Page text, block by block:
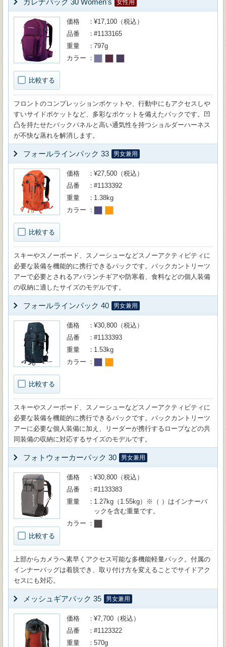
ガレナパック 30 Women's 女性用
比較する
価格
¥17,100（税込）
品番
#1133165
重量
797g
カラー
フロントのコンプレッションポケットや、行動中にもアクセスしや
すいサイドポケットなど、多彩なポケットを備えたパックです。凹
凸を持たせたバックパネルと高い通気性を持つショルダーハーネス
が不快な蒸れを解消します。
フォールラインパック 33 男女兼用
比較する
価格
¥27,500（税込）
品番
#1133392
重量
1.38kg
カラー
スキーやスノーボード、スノーシューなどスノーアクティビティに
必要な装備を機能的に携行できるパックです。バックカントリーツ
アーで必要とされるアバランチギアや防寒着、食料などの個人装備
の収納に適したサイズのモデルです。
フォールラインパック 40 男女兼用
比較する
価格
¥30,800（税込）
品番
#1133393
重量
1.53kg
カラー
スキーやスノーボード、スノーシューなどスノーアクティビティに
必要な装備を機能的に携行できるパックです。バックカントリーツ
アーに必要な個人装備に加え、リーダーが携行するロープなどの共
同装備の収納に対応するサイズのモデルです。
フォトウォーカーパック 30 男女兼用
比較する
価格
¥30,800（税込）
品番
#1133383
重量
1.27kg（1.55kg）※（ ）はインナーバ
ックを含む重量です。
カラー
上部からカメラへ素早くアクセス可能な多機能軽量パック。付属の
インナーバッグは着脱でき、取り付け方を変えることでサイドアク
セスにも対応。
メッシュギアパック 35 男女兼用
価格
¥7,700（税込）
品番
#1123322
重量
570g